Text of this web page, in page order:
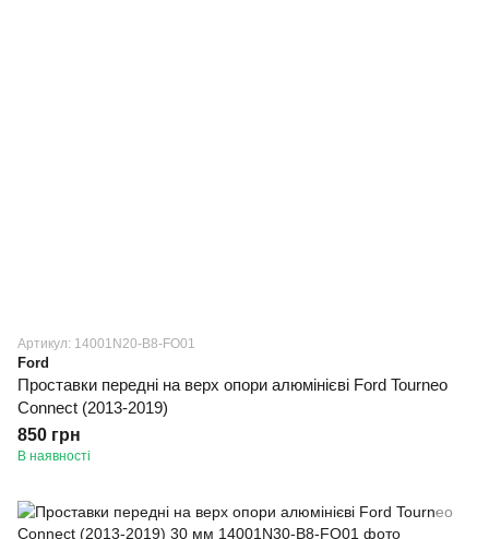
Артикул: 14001N20-B8-FO01
Ford
Проставки передні на верх опори алюмінієві Ford Tourneo
Connect (2013-2019)
850 грн
В наявності